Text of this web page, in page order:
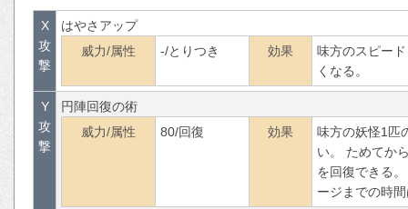
X
攻
撃
はやさアップ
威力/属性
-/とりつき 効果
味方のスピー
くなる。
Y
攻
撃
円陣回復の術
威力/属性
80/回復 効果
味方の妖怪1匹
い。 ためてか
を回復できる
ージまでの時